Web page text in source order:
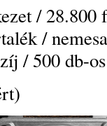
/ 28.800
/
/ 500 db-